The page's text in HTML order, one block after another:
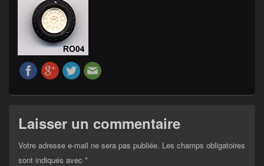
Laisser un commentaire
Votre adresse e-mail ne sera pas publiée. Les champs obligatoires
sont indiqués avec *